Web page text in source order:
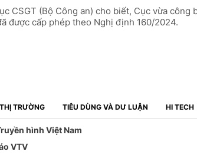
CSGT (Bộ Công an) cho biết, Cục vừa
được cấp phép theo Nghị định 160/2024.
TRƯỜNG TIÊU DÙNG VÀ DƯ LUẬN HI TECH
hình Việt Nam
VTV